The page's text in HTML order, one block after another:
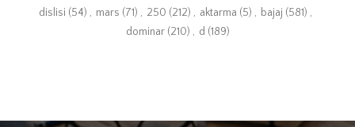
dislisi (54) , mars (71) , 250 (212) , aktarma (5) , bajaj (581) ,
dominar (210) , d (189)